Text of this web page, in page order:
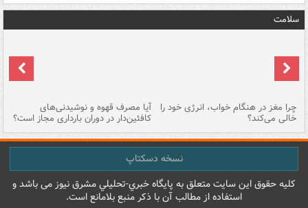
سلامت
چرا مغز در هنگام خواب، انرژی خود را
خالی می‌کند؟
آیا مصرف قهوه و نوشیدنی‌های
کافئین‌دار در دوران بارداری مجاز است؟
نسخه دسکتاپ
کليه حقوق اين سايت متعلق به پایگاه خبري-تحليلي مشرق نيوز می باشد و
استفاده از مطالب آن با ذکر منبع بلامانع است.